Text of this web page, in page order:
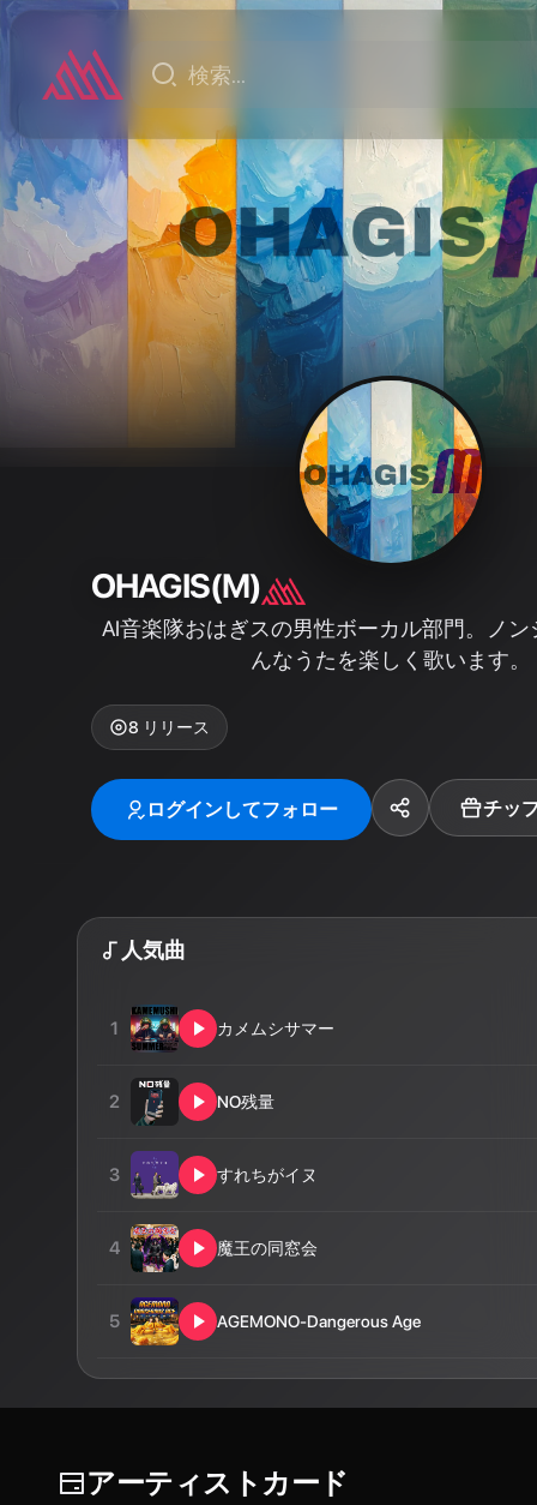
OHAGIS(M)
AI音楽隊おはぎスの男性ボーカル部門。ノ
んなうたを楽しく歌います。
8 リリース
ログインしてフォロー チッ
人気曲
1 カメムシサマー
2 NO残量
3 すれちがイヌ
4 魔王の同窓会
5 AGEMONO-Dangerous Age
アーティストカード